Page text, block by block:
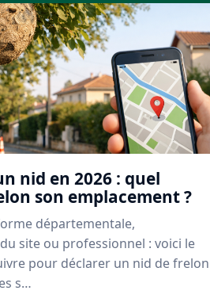
nid en 2026 : quel
son emplacement ?
départementale,
site ou professionnel : voici le
pour déclarer un nid de frelon
s…